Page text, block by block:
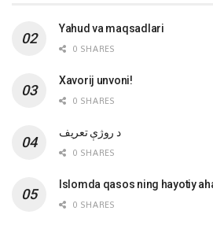
Yahud va maqsadlari
0 SHARES
Xavorij unvoni!
0 SHARES
‌د روژې تعریف
0 SHARES
Islomda qasos ning hayotiy
0 SHARES